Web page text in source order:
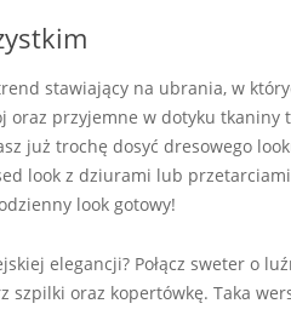
stawiający na ubrania, w
oraz przyjemne w dotyku
już trochę dosyć dresowego
look z dziurami lub
look gotowy!
elegancji? Połącz sweter o
szpilki oraz kopertówkę. Taka